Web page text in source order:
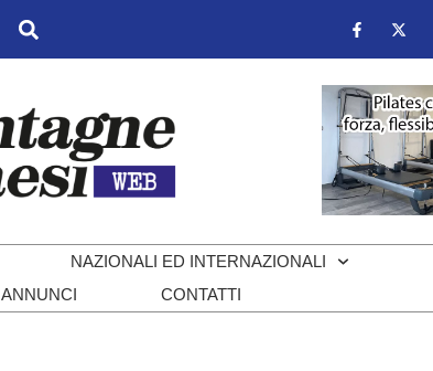
NAZIONALI ED INTERNAZIONALI
ANNUNCI CONTATTI